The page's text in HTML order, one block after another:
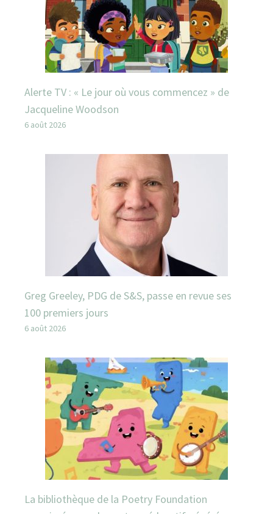
Alerte TV : « Le jour où vous commencez » de
Jacqueline Woodson
6 août 2026
Greg Greeley, PDG de S&S, passe en revue ses
100 premiers jours
6 août 2026
La bibliothèque de la Poetry Foundation